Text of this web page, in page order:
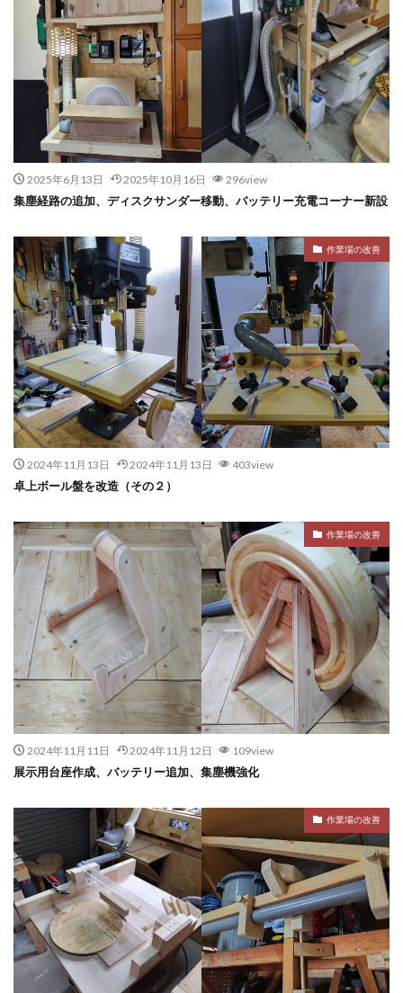
2025年6月13日 2025年10月16日 296view
集塵経路の追加、ディスクサンダー移動、バッテリー充電コーナー新設
作業場の改善
2024年11月13日 2024年11月13日 403view
卓上ボール盤を改造（その２）
作業場の改善
2024年11月11日 2024年11月12日 109view
展示用台座作成、バッテリー追加、集塵機強化
作業場の改善